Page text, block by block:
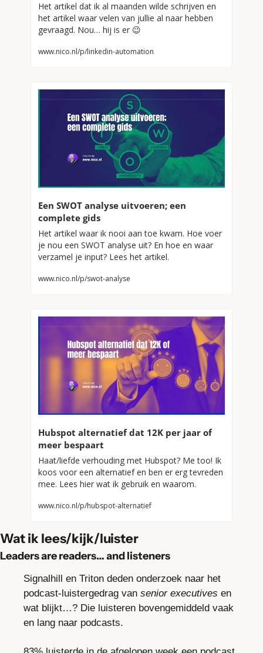
Het artikel dat ik al maanden wilde schrijven en
het artikel waar velen van jullie al naar hebben
gevraagd. Nou… hij is er 😉
www.nico.nl/p/linkedin-automation
Een SWOT analyse uitvoeren; een
complete gids
Het artikel waar ik nooi aan toe kwam. Hoe voer
je nou een SWOT analyse uit? En hoe en waar
verzamel je input? Lees het artikel.
www.nico.nl/p/swot-analyse
Hubspot alternatief dat 12K per jaar of
meer bespaart
Haat/liefde verhouding met Hubspot? Me too! Ik
koos voor een alternatief en ben er erg tevreden
mee. Lees hier wat ik gebruik en waarom.
www.nico.nl/p/hubspot-alternatief
Wat ik lees/kijk/luister
Leaders are readers… and listeners
Signalhill en Triton deden onderzoek naar het
podcast-luistergedrag van senior executives en
wat blijkt…? Die luisteren bovengemiddeld vaak
en lang naar podcasts.